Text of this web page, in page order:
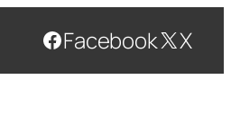
Facebook X